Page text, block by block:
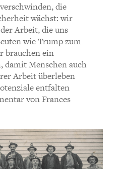
UNS
die
wächst: wir
Arbeit, die uns
wie Trump zum
brauchen ein
damit Menschen auch
Arbeit überleben
entfalten
von Frances
und für die Zukunft
steigt ständig, aber